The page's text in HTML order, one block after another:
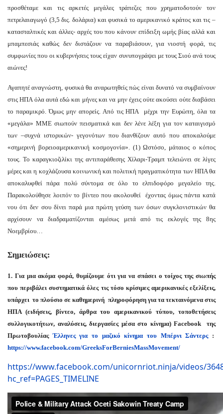
προσθέταμε και τις αρκετές μεγάλες τράπεζες που χρηματοδοτούν τον
πετρελαιαγωγό (3,5 δις. δολάρια) και φυσικά το αμερικανικό κράτος και τις –
κατασταλτικές και άλλες- αρχές του που κάνουν επίδειξη ωμής βίας αλλά και
μπαμπεσιάς καθώς δεν διστάζουν να παραβιάσουν, για νιοστή φορά, τις
συμφωνίες που οι κυβερνήσεις τους είχαν συνυπογράψει με τους Σιού ανά τους
αιώνες!
Αγαπητέ αναγνώστη, φυσικά θα αναρωτηθείς πώς είναι δυνατό να συμβαίνουν
στις ΗΠΑ όλα αυτά εδώ και μήνες και να μην έχεις ούτε ακούσει ούτε διαβάσει
το παραμικρό. Όμως μην απορείς. Από τις ΗΠΑ μέχρι την Ευρώπη, όλα τα
«μεγάλα» ΜΜΕ σιωπούν πεισματικά και δεν λένε λέξη για τον καταιγισμό
των –συχνά ιστορικών- γεγονότων που διανθίζουν αυτό που αποκαλούμε
«σημερινή βορειοαμερικανική κοσμογονία». (1) Ωστόσο, μάταιος ο κόπος
τους. Το καραγκιοζιλίκι της αντιπαράθεσης Χίλαρι-Τραμπ τελειώνει σε λίγες
μέρες και η κοχλάζουσα κοινωνική και πολιτική πραγματικότητα των ΗΠΑ θα
αποκαλυφθεί πάρα πολύ σύντομα σε όλο το ελπιδοφόρο μεγαλείο της.
Παρακολούθησε λοιπόν το βίντεο που ακολουθεί έχοντας όμως πάντα κατά
νου ότι δεν σου δίνει παρά μια πρώτη γεύση των όσων συγκλονιστικών θα
αρχίσουν να διαδραματίζονται αμέσως μετά από τις εκλογές της 8ης
Νοεμβρίου…
Σημειώσεις:
1. Για μια ακόμα φορά, θυμίζουμε ότι για να σπάσει ο τοίχος της σιωπής
που περιβάλει συστηματικά όλες τις τόσο κρίσιμες αμερικανικές εξελίξεις,
υπάρχει το πλούσιο σε καθημερινή πληροφόρηση για τα τεκταινόμενα στις
ΗΠΑ (ειδήσεις, βίντεο, άρθρα του αμερικανικού τύπου, τοποθετήσεις
συλλογικοτήτων, αναλύσεις, διεργασίες μέσα στο κίνημα) Facebook της
ΠρωτοβουλίαςΈλληνες για το μαζικό κίνημα του Μπέρνι Σάντερς:
https://www.facebook.com/GreeksForBerniesMassMovement/
https://www.facebook.com/unicornriot.ninja/videos/
hc_ref=PAGES_TIMELINE